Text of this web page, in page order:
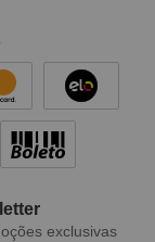
exclusivas